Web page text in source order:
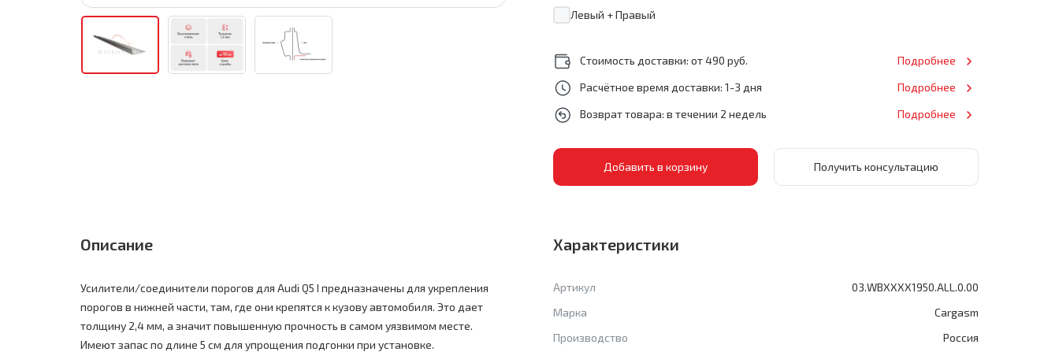
Левый + Правый
Стоимость доставки: от 490 руб.
Подробнее
Расчётное время доставки: 1-3 дня
Подробнее
Возврат товара: в течении 2 недель
Подробнее
Получить консультацию
Описание
Усилители/соединители порогов для Audi Q5 I предназначены для укрепления
порогов в нижней части, там, где они крепятся к кузову автомобиля. Это дает
толщину 2,4 мм, а значит повышенную прочность в самом уязвимом месте.
Имеют запас по длине 5 см для упрощения подгонки при установке.
Характеристики
Артикул
03.WBXXXX1950.ALL.0.00
Марка
Cargasm
Производство
Россия